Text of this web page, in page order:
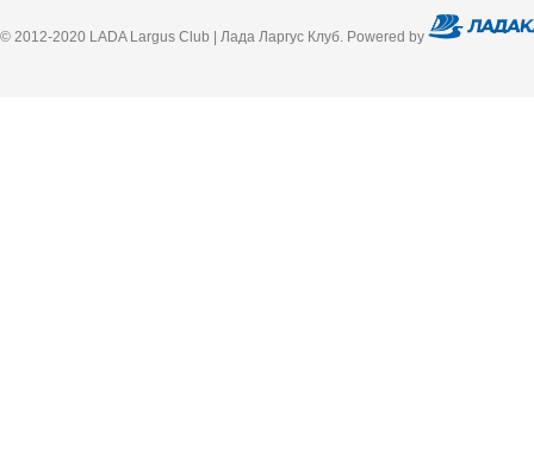
© 2012-2020 LADA Largus Club | Лада Ларгус Клуб. Powered by